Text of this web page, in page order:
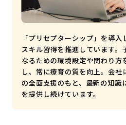
「プリセプターシップ」を導
スキル習得を推進しています。
なるための環境設定や関わり方
し、常に療育の質を向上。会社
の全面支援のもと、最新の知識
を提供し続けています。